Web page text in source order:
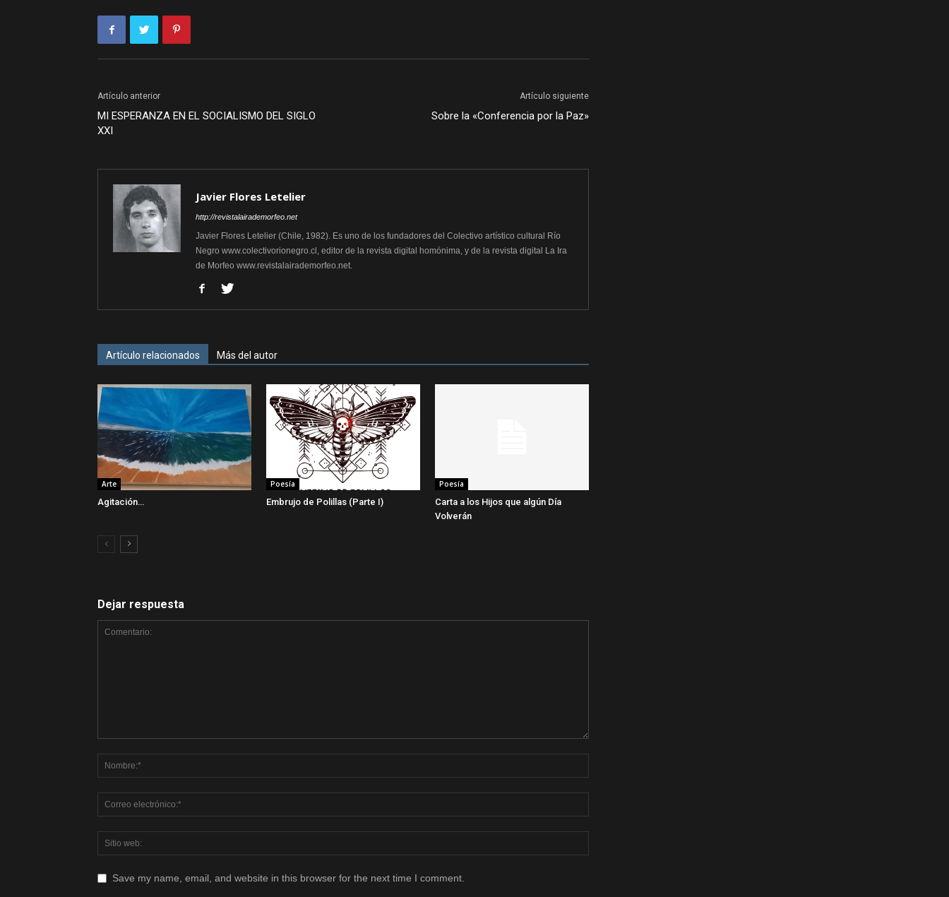
Artículo anterior
MI ESPERANZA EN EL SOCIALISMO DEL SIGLO
XXI
Artículo siguiente
Sobre la «Conferencia por la Paz»
Javier Flores Letelier
http://revistalairademorfeo.net
Javier Flores Letelier (Chile, 1982). Es uno de los fundadores del Colectivo artístico cultural Río
Negro www.colectivorionegro.cl, editor de la revista digital homónima, y de la revista digital La Ira
de Morfeo www.revistalairademorfeo.net.
Artículo relacionados Más del autor
Arte
Agitación…
Poesía
Embrujo de Polillas (Parte I)
Poesía
Carta a los Hijos que algún Día
Volverán
Dejar respuesta
Save my name, email, and website in this browser for the next time I comment.